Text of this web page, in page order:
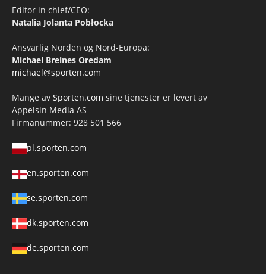
Editor in chief/CEO:
Natalia Jolanta Pobłocka
Ansvarlig Norden og Nord-Europa:
Michael Breines Oredam
michael@sporten.com
Mange av Sporten.com sine tjenester er levert av
Appelsin Media AS
Firmanummer: 928 501 566
pl.sporten.com
en.sporten.com
se.sporten.com
dk.sporten.com
de.sporten.com